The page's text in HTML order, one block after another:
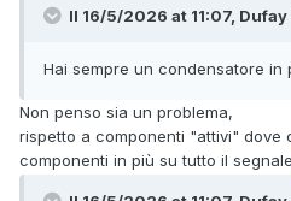
Il 16/5/2026 at 11:07,
Hai sempre un condensatore in
Non penso sia un problema,
rispetto a componenti "attivi" dove
componenti in più su tutto il